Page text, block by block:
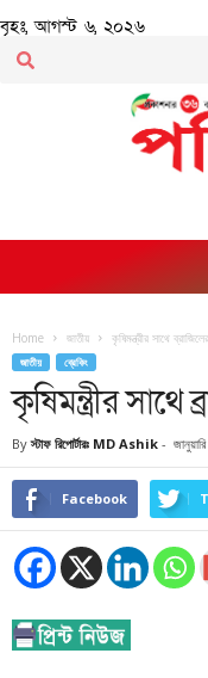
বৃহঃ, আগস্ট ৬, ২০২৬
Home জাতীয় কৃষিমন্ত্রীর সাথে
জাতীয় ব্রেকিং
কৃষিমন্ত্রীর সাথে
By স্টাফ রিপোর্টারঃ MD Ashik -
Facebook